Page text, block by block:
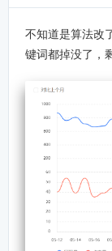
不知道是算法改
键词都掉没了，